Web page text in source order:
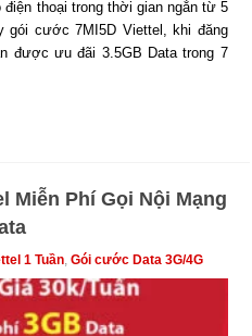
điện thoại trong thời gian ngắn từ 5
gói cước 7MI5D Viettel, khi đăng
được ưu đãi 3.5GB Data trong 7
Miễn Phí Gọi Nội Mạng
1 Tuần,Gói cước Data 3G/4G